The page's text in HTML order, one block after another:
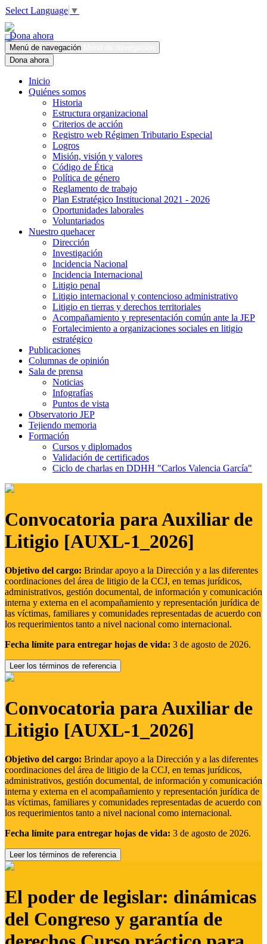
Select Language ▼
Dona ahora
Menú de navegación
Dona ahora
Inicio
Quiénes somos
Historia
Estructura organizacional
Criterios de acción
Registro web Régimen Tributario Especial
Logros
Misión, visión y valores
Código de Ética
Política de género
Reglamento de trabajo
Plan Estratégico Institucional 2021 - 2026
Oportunidades laborales
Voluntariados
Nuestro quehacer
Dirección
Investigación
Incidencia Nacional
Incidencia Internacional
Litigio penal
Litigio internacional y contencioso administrativo
Litigio en tierras y derechos territoriales
Acompañamiento y representación común ante la JEP
Fortalecimiento a organizaciones sociales en litigio
estratégico
Publicaciones
Columnas de opinión
Sala de prensa
Noticias
Infografías
Puntos de vista
Observatorio JEP
Tejiendo memoria
Formación
Cursos y diplomados
Validación de certificados
Ciclo de charlas en DDHH "Carlos Valencia García"
Convocatoria para Auxiliar de
Litigio [AUXL-1_2026]
Objetivo del cargo: Brindar apoyo a la Dirección y a las diferentes
coordinaciones del área de litigio de la CCJ, en temas jurídicos,
administrativos, gestión documental, de información y comunicación
interna y externa en el acompañamiento y representación jurídica de
las víctimas, familiares y comunidades representadas de acuerdo con
los requerimientos tanto a nivel nacional como internacional.
Fecha límite para entregar hojas de vida: 3 de agosto de 2026.
Leer los términos de referencia
Convocatoria para Auxiliar de
Litigio [AUXL-1_2026]
Objetivo del cargo: Brindar apoyo a la Dirección y a las diferentes
coordinaciones del área de litigio de la CCJ, en temas jurídicos,
administrativos, gestión documental, de información y comunicación
interna y externa en el acompañamiento y representación jurídica de
las víctimas, familiares y comunidades representadas de acuerdo con
los requerimientos tanto a nivel nacional como internacional.
Fecha límite para entregar hojas de vida: 3 de agosto de 2026.
Leer los términos de referencia
El poder de legislar: dinámicas
del Congreso y garantía de